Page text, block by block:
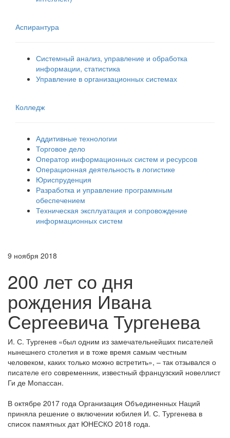
Аспирантура
Системный анализ, управление и обработка
информации, статистика
Управление в организационных системах
Колледж
Аддитивные технологии
Торговое дело
Оператор информационных систем и ресурсов
Операционная деятельность в логистике
Юриспруденция
Разработка и управление программным
обеспечением
Техническая эксплуатация и сопровождение
информационных систем
9 ноября 2018
200 лет со дня
рождения Ивана
Сергеевича Тургенева
И. С. Тургенев «был одним из замечательнейших писателей
нынешнего столетия и в тоже время самым честным
человеком, каких только можно встретить», – так отзывался о
писателе его современник, известный французский новеллист
Ги де Мопассан.
В октябре 2017 года Организация Объединенных Наций
приняла решение о включении юбилея И. С. Тургенева в
список памятных дат ЮНЕСКО 2018 года.